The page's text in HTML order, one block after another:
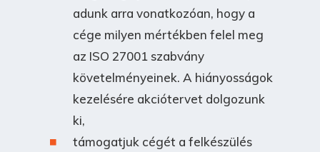
adunk arra vonatkozóan, hogy a
cége milyen mértékben felel meg
az ISO 27001 szabvány
követelményeinek. A hiányosságok
kezelésére akciótervet dolgozunk
ki,
támogatjuk cégét a felkészülés